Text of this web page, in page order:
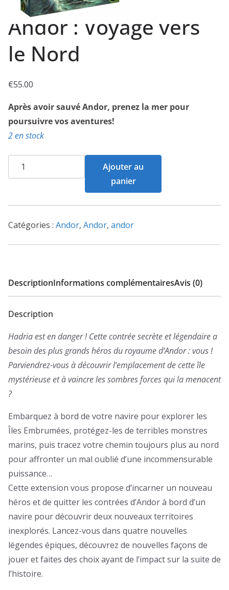
Andor : Voyage vers
le Nord
€55.00
Après avoir sauvé Andor, prenez la mer pour
poursuivre vos aventures!
2 en stock
quantité
de
:
Voyage
le
Ajouter au
panier
Catégories : Andor, Andor, andor
DescriptionInformations complémentairesAvis (0)
Description
Hadria est en danger ! Cette contrée secrète et légendaire a
besoin des plus grands héros du royaume d’Andor : vous !
Parviendrez-vous à découvrir l’emplacement de cette île
mystérieuse et à vaincre les sombres forces qui la menacent
?
Embarquez à bord de votre navire pour explorer les
Îles Embrumées, protégez-les de terribles monstres
marins, puis tracez votre chemin toujours plus au nord
pour affronter un mal oublié d’une incommensurable
puissance…
Cette extension vous propose d’incarner un nouveau
héros et de quitter les contrées d’Andor à bord d’un
navire pour découvrir deux nouveaux territoires
inexplorés. Lancez-vous dans quatre nouvelles
légendes épiques, découvrez de nouvelles façons de
jouer et faites des choix ayant de l’impact sur la suite de
l’histoire.